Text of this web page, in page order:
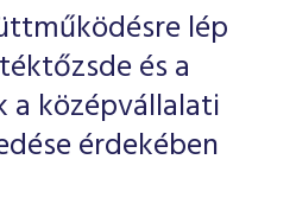
lép
és a
a középvállalati
érdekében